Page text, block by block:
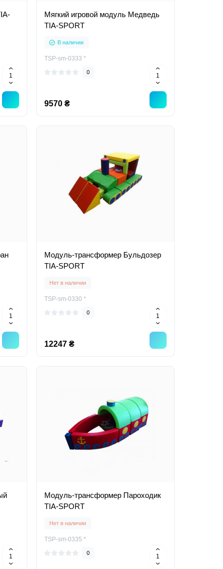
Мягкий игровой модуль Медведь
TIA-SPORT
В наличии
TSP-sm-0333 *
0
9570 ₴
Модуль-трансформер Бульдозер
TIA-SPORT
Нет в наличии
TSP-sm-0330 *
0
12247 ₴
Модуль-трансформер Пароходик
TIA-SPORT
Нет в наличии
TSP-sm-0335 *
0